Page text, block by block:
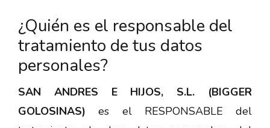
¿Quién es el responsable del
tratamiento de tus datos
personales?
SAN ANDRES E HIJOS, S.L. (BIGGER
GOLOSINAS)es el RESPONSABLE del